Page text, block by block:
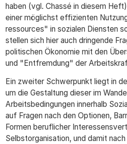
haben (vgl. Chassé in diesem
einer möglichst effizienten
ressources" in sozialen Diensten
stellen sich hier auch dringende
politischen Ökonomie mit den
und "Entfremdung" der
Ein zweiter Schwerpunkt liegt in
um die Gestaltung dieser im
Arbeitsbedingungen innerhalb
auf Fragen nach den Optionen,
Formen beruflicher
Selbstorganisation, und damit